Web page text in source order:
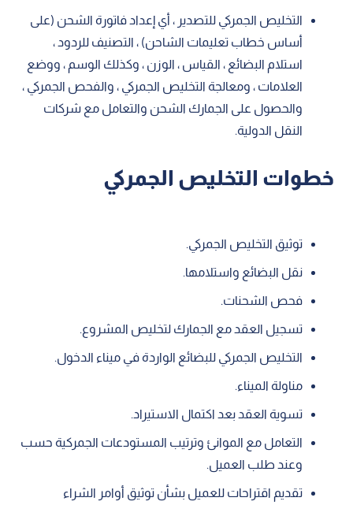
التخليص الجمركي للتصدير ، أي إعداد فاتورة الشحن (على
أساس خطاب تعليمات الشاحن) ، التصنيف للردود ،
استلام البضائع ، القياس ، الوزن ، وكذلك الوسم ، ووضع
العلامات ، ومعالجة التخليص الجمركي ، والفحص الجمركي ،
والحصول على الجمارك الشحن والتعامل مع شركات
النقل الدولية.
خطوات التخليص الجمركي
توثيق التخليص الجمركي.
نقل البضائع واستلامها.
فحص الشحنات.
تسجيل العقد مع الجمارك لتخليص المشروع.
التخليص الجمركي للبضائع الواردة في ميناء الدخول.
مناولة الميناء.
تسوية العقد بعد اكتمال الاستيراد.
التعامل مع الموانئ وترتيب المستودعات الجمركية حسب
وعند طلب العميل.
تقديم اقتراحات للعميل بشأن توثيق أوامر الشراء